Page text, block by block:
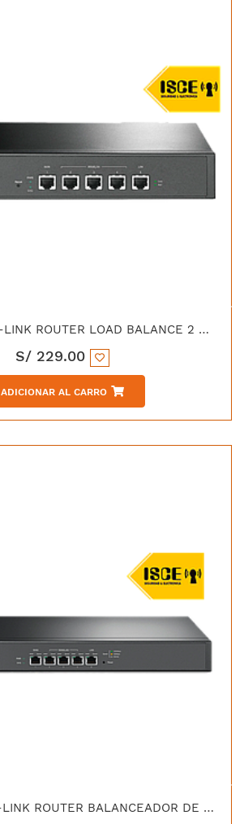
[TL-R480T+] TP-LINK ROUTER LOAD BALANCE 2 WAN + 3 LAN
S/ 229.00
ADICIONAR AL CARRO
[TL-ER5120] TP-LINK ROUTER BALANCEADOR DE CARGA GIGABIT ETHERNET